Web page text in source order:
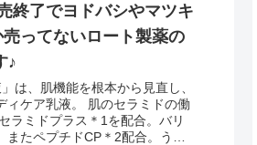
終了でヨドバシやマツキ
ってないロート製薬の
♪
は、肌機能を根本から見直し、
ィケア乳液。 肌のセラミドの働
ラミドプラス＊1を配合。バリ
たペプチドCP＊2配合。うる